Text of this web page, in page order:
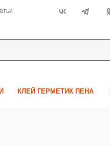
КЛЕЙ ГЕРМЕТИК ПЕНА